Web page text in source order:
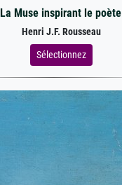
La Muse inspirant le poète
Henri J.F. Rousseau
Sélectionnez